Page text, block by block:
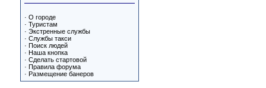
· О городе
· Туристам
· Экстренные службы
· Службы такси
· Поиск людей
· Наша кнопка
· Сделать стартовой
· Правила форума
· Размещение банеров